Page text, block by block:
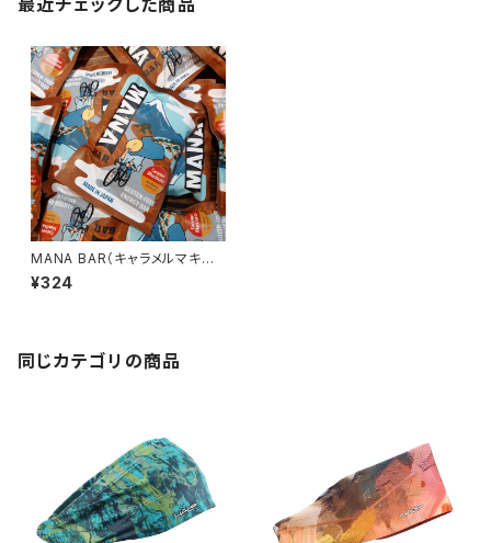
最近チェックした商品
MANA BAR（キャラメルマキア
ート味）
¥324
同じカテゴリの商品